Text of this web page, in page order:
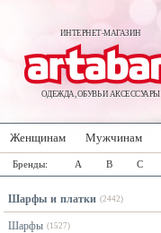
ИНТЕРНЕТ-МАГАЗИН
ОДЕЖДА, ОБУВЬ И АКСЕССУАРЫ
Женщинам Мужчинам
Бренды: A B C
Шарфы и платки (2442)
Шарфы (1527)